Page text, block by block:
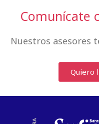
Comunícate
Nuestros asesores
Quiero